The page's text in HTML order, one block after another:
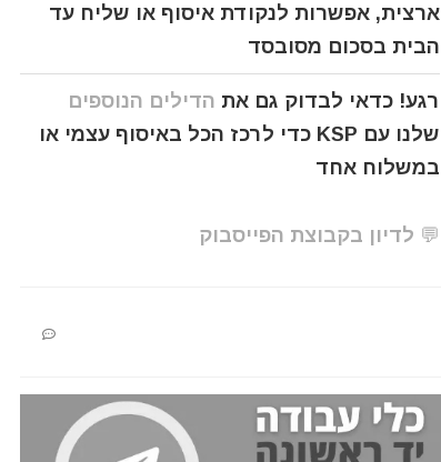
ארצית, אפשרות לנקודת איסוף או שליח עד
הבית בסכום מסובסד
רגע! כדאי לבדוק גם את הדילים הנוספים
שלנו עם KSP כדי לרכז הכל באיסוף עצמי או
במשלוח אחד
💬 לדיון בקבוצת הפייסבוק